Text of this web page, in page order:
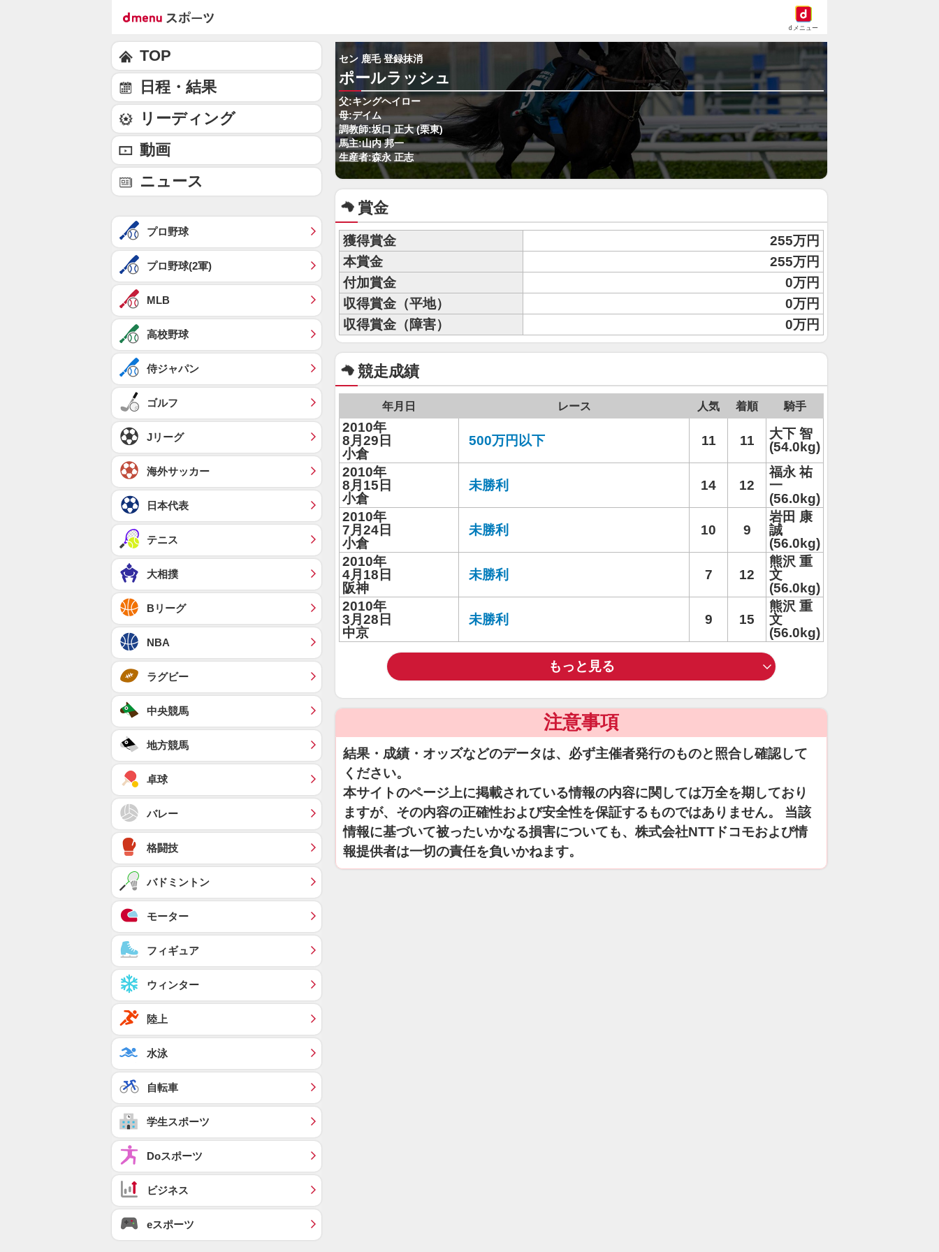
dメニュー
セン 鹿毛 登録抹消
ポールラッシュ
父:キングヘイロー
母:デイム
調教師:坂口 正大 (栗東)
馬主:山内 邦一
生産者:森永 正志
賞金
獲得賞金
255万円
本賞金
255万円
付加賞金
0万円
収得賞金（平地）
0万円
収得賞金（障害）
0万円
競走成績
年月日 レース 人気 着順 騎手
2010年
8月29日
小倉
500万円以下 11 11
大下 智
(54.0kg)
2010年
8月15日
小倉
未勝利 14 12
福永 祐
一
(56.0kg)
2010年
7月24日
小倉
未勝利 10 9
岩田 康
誠
(56.0kg)
2010年
4月18日
阪神
未勝利 7 12
熊沢 重
文
(56.0kg)
2010年
3月28日
中京
未勝利 9 15
熊沢 重
文
(56.0kg)
もっと見る
注意事項
結果・成績・オッズなどのデータは、必ず主催者発行のものと照合し確認して
ください。
本サイトのページ上に掲載されている情報の内容に関しては万全を期しており
ますが、その内容の正確性および安全性を保証するものではありません。 当該
情報に基づいて被ったいかなる損害についても、株式会社NTTドコモおよび情
報提供者は一切の責任を負いかねます。
TOP
日程・結果
リーディング
動画
ニュース
プロ野球
プロ野球(2軍)
MLB
高校野球
侍ジャパン
ゴルフ
Jリーグ
海外サッカー
日本代表
テニス
大相撲
Bリーグ
NBA
ラグビー
中央競馬
地方競馬
卓球
バレー
格闘技
バドミントン
モーター
フィギュア
ウィンター
陸上
水泳
自転車
学生スポーツ
Doスポーツ
ビジネス
eスポーツ